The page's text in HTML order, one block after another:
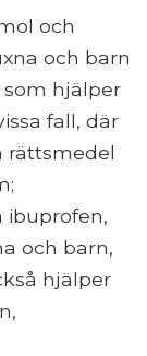
och
och barn
hjälper
fall, där
rättsmedel
ibuprofen,
och barn,
hjälper